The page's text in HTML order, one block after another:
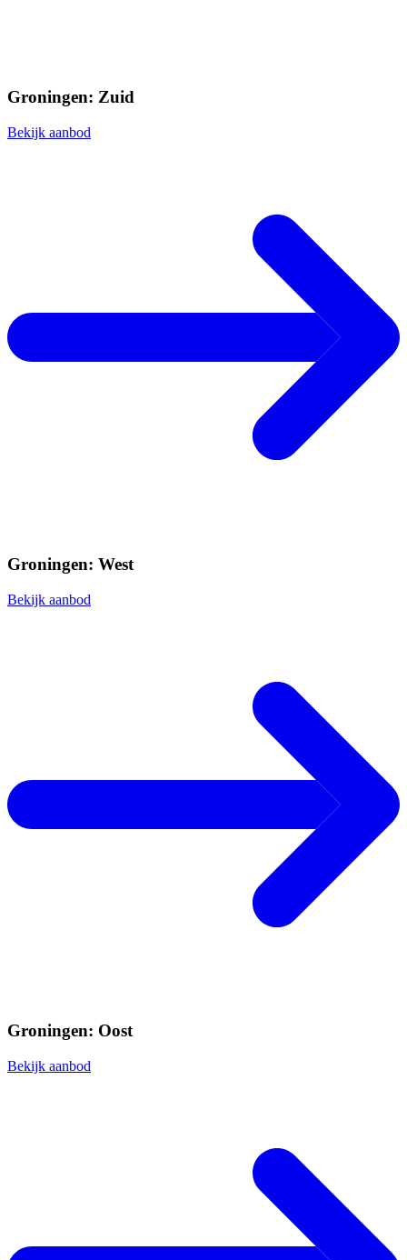
Groningen: Zuid
Bekijk aanbod
Groningen: West
Bekijk aanbod
Groningen: Oost
Bekijk aanbod